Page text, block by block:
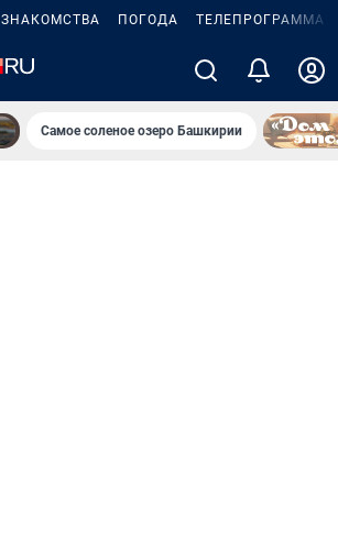
ЗНАКОМСТВА ПОГОДА ТЕЛЕПРОГРАММА
Самое соленое озеро Башкирии